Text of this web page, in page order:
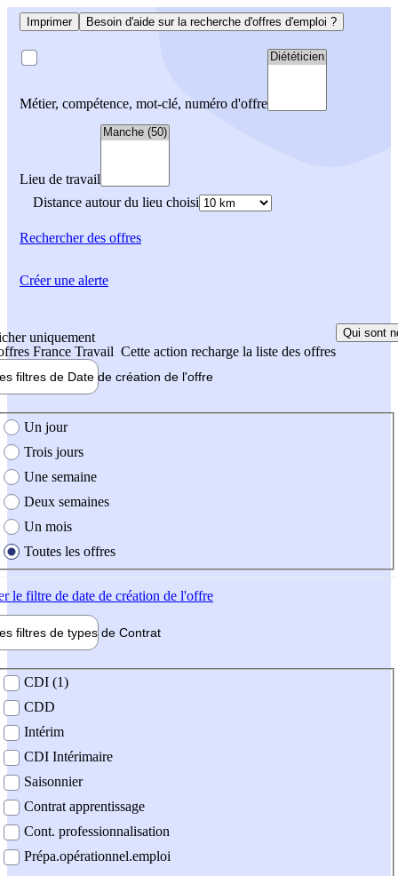
Imprimer Besoin d'aide sur la recherche d'offres d'emploi ?
Métier, compétence, mot-clé, numéro d'offre
Lieu de travail
Distance autour du lieu choisi
Rechercherdes offres
uniquement
France Travail Cette action recharge la liste des offres
Qui sont
filtres de Date de création de l'offre
création de l'offre
Un jour
Trois jours
Une semaine
Deux semaines
Un mois
Toutes les offres
le filtre de date de création de l'offre
filtres de types de Contrat
contrat
CDI (1)
CDD
Intérim
CDI Intérimaire
Saisonnier
Contrat apprentissage
Cont. professionnalisation
Prépa.opérationnel.emploi
Créer une alerte